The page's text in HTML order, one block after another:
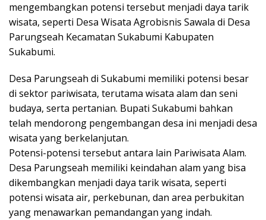
mengembangkan potensi tersebut menjadi daya tarik
wisata, seperti Desa Wisata Agrobisnis Sawala di Desa
Parungseah Kecamatan Sukabumi Kabupaten
Sukabumi.
Desa Parungseah di Sukabumi memiliki potensi besar
di sektor pariwisata, terutama wisata alam dan seni
budaya, serta pertanian. Bupati Sukabumi bahkan
telah mendorong pengembangan desa ini menjadi desa
wisata yang berkelanjutan.
Potensi-potensi tersebut antara lain Pariwisata Alam.
Desa Parungseah memiliki keindahan alam yang bisa
dikembangkan menjadi daya tarik wisata, seperti
potensi wisata air, perkebunan, dan area perbukitan
yang menawarkan pemandangan yang indah.